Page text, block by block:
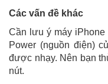
Các vấn đề khác
Cần lưu ý máy
Power (nguồn điện)
được nhạy. Nên bạn
nút.